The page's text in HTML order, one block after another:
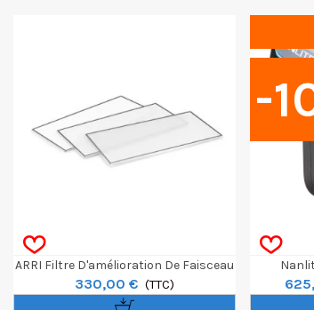
ARRI Filtre D'amélioration De Faisceau
Pour Skypanel X21
330,00 € (TTC)
-